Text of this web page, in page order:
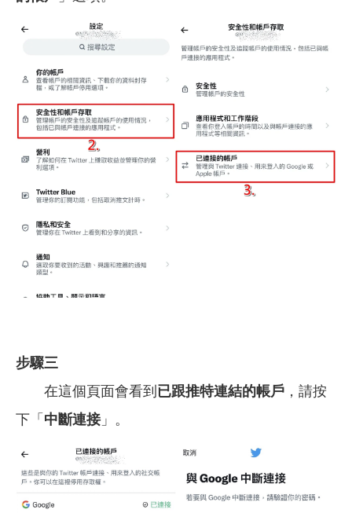
步驟三
在這個頁面會看到 已跟推特連結的帳戶 ，請按
下「 中斷連接」。